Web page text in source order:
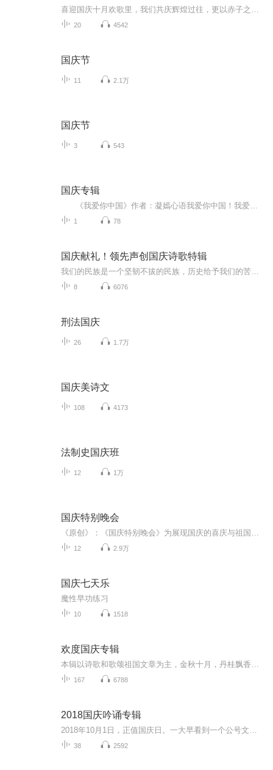
20 4542
国庆节
11 2.1万
国庆节
3 543
国庆专辑
1 78
国庆献礼！领先声创国庆诗歌特辑
8 6076
刑法国庆
26 1.7万
国庆美诗文
108 4173
法制史国庆班
12 1万
国庆特别晚会
12 2.9万
国庆七天乐
魔性早功练习
10 1518
欢度国庆专辑
167 6788
2018国庆吟诵专辑
38 2592